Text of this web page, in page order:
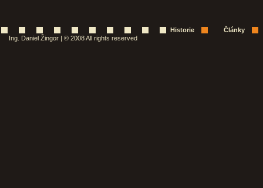
Historie
Články
Ing. Daniel Žingor | © 2008 All rights reserved